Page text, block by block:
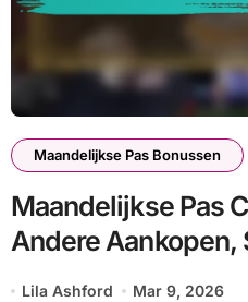
Maandelijkse Pas Bonussen
Maandelijkse Pas
Andere Aankopen,
Beperkingen
Lila Ashford Mar 9, 2026